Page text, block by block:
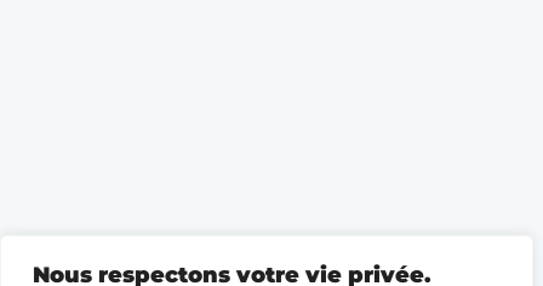
Nous respectons votre vie privée.